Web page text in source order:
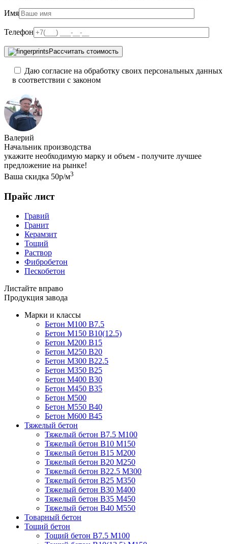
Имя
Телефон
Рассчитать стоимость
Даю согласие на обработку своих персональных данных
в соответствии с законом
Валерий
Начальник производства
укажите необходимую марку и объем - получите лучшее
предложение на рынке!
Ваша скидка 50р/м3
Прайс лист
Гравий
Гранит
Керамзит
Тощий
Раствор
Фибробетон
Пескобетон
Листайте вправо
Продукция завода
Марки и классы
Бетон М100 В7.5
Бетон М150 В10(12.5)
Бетон М200 В15
Бетон М250 В20
Бетон М300 В22.5
Бетон М350 В25
Бетон М400 В30
Бетон М450 В35
Бетон М500
Бетон М550 В40
Бетон М600 В45
Тяжелый бетон
Тяжелый бетон В7.5 М100
Тяжелый бетон В10 М150
Тяжелый бетон В15 М200
Тяжелый бетон В20 М250
Тяжелый бетон В22.5 М300
Тяжелый бетон В25 М350
Тяжелый бетон В30 М400
Тяжелый бетон В35 М450
Тяжелый бетон В40 М550
Товарный бетон
Тощий бетон
Тощий бетон В7.5 М100